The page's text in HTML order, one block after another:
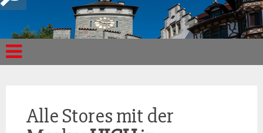
Alle Stores mit der